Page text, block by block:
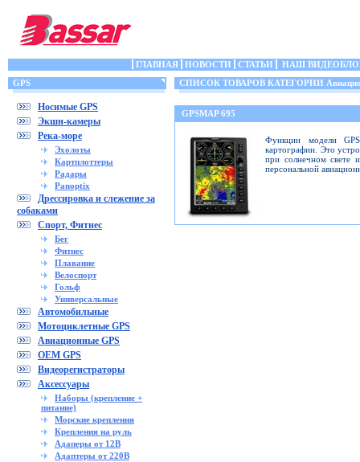
ГЛАВНАЯ НОВОСТИ СТАТЬИ
НАШ
GPS
Носимые GPS
Экшн-камеры
Река-море
Эхолоты
Картплоттеры
Радары
Panoptix
Дрессировка и слежение за
собаками
Спорт, Фитнес
Бег
Фитнес
Плавание
Велоспорт
Гольф
Универсальные
Автомобильные
Мотоциклетные GPS
Авиационные GPS
OEM GPS
Видеорегистраторы
Аксессуары
Наборы (крепление +
питание)
Морские крепления
Крепления на руль
Адаперы от 12В
Адаптеры от 220В
СПИСОК ТОВАРОВ КАТЕГОРИИ
GPSMAP 695
Функции модели
картографии. Это
при солнечном свете
персональной